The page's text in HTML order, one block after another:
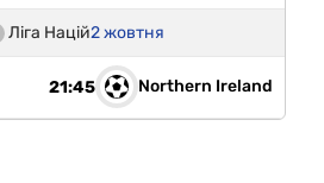
Ліга Націй2 жовтня
21:45 Northern Ireland